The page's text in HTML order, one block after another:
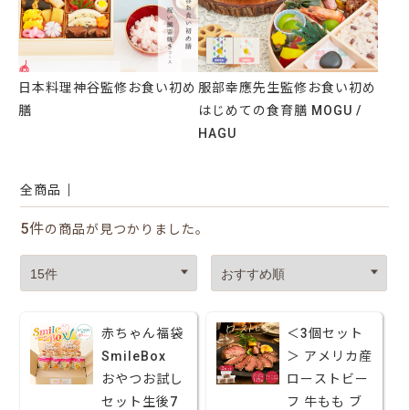
日本料理神谷監修お食い初め
膳
服部幸應先生監修お食い初め
はじめての食育膳 MOGU /
HAGU
全商品
5件の商品が見つかりました。
赤ちゃん福袋
SmileBox
おやつお試し
セット生後7
＜3個セット
＞ アメリカ産
ローストビー
フ 牛もも ブ